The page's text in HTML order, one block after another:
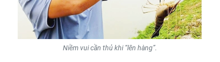
HỒ SƠ - TƯ LIỆU
NHÂN DÂN ĐIỆN TỬNiềm vui cần thủ khi “lên hàng”.